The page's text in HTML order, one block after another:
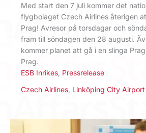
Med start den 7 juli kommer det
flygbolaget Czech Airlines återigen
Prag! Avresor på torsdagar och
fram till söndagen den 28 augusti.
kommer planet att gå i en slinga
Prag.
ESB Inrikes Pressrelease
Czech Airlines Linköping City Airport